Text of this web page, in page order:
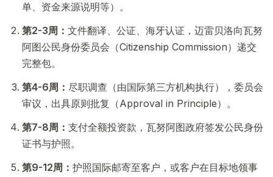
单、资金来源说明等）。
第2-3周： 文件翻译、公证、海牙认证，迈雷贝洛向瓦努
阿图公民身份委员会（Citizenship Commission）递交
完整包。
第4-6周： 尽职调查（由国际第三方机构执行），委员会
审议，出具原则批复（Approval in Principle）。
第7-8周： 支付全额投资款，瓦努阿图政府签发公民身份
证书与护照。
第9-12周： 护照国际邮寄至客户，或客户在目标地领事